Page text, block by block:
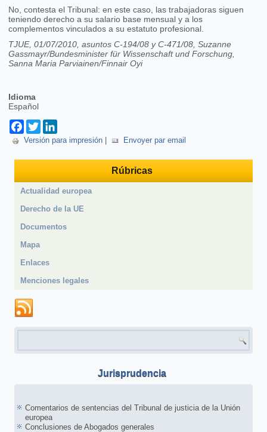
No, contesta el Tribunal: en este caso, las trabajadoras siguen
teniendo derecho a su salario base mensual y a los
complementos vinculados a su estatuto profesional.
TJUE, 01/07/2010, asuntos C-194/08 y C-471/08, Suzanne
Gassmayr/Bundesminister für Wissenschaft und Forschung,
Sanna Maria Parviainen/Finnair Oyi
Idioma
Español
Facebook
Twitter
Versión para impresión| Envoyer par email
Rúbricas
Actualidad europea
Derecho de la UE
Documentos
Mapa
Enlaces
Menciones legales
Jurisprudencia
Comentarios de sentencias del Tribunal de justicia de la Unión
europea
Conclusiones de Abogados generales